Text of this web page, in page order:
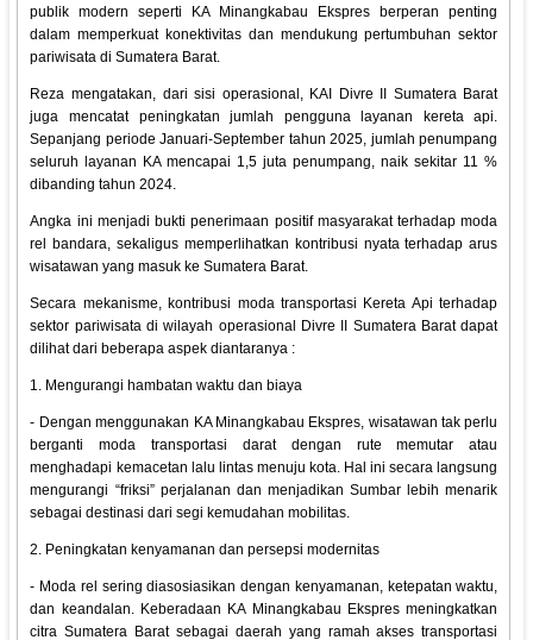
publik modern seperti KA Minangkabau Ekspres berperan penting
dalam memperkuat konektivitas dan mendukung pertumbuhan sektor
pariwisata di Sumatera Barat.
Reza mengatakan, dari sisi operasional, KAI Divre II Sumatera Barat
juga mencatat peningkatan jumlah pengguna layanan kereta api.
Sepanjang periode Januari-September tahun 2025, jumlah penumpang
seluruh layanan KA mencapai 1,5 juta penumpang, naik sekitar 11 %
dibanding tahun 2024.
Angka ini menjadi bukti penerimaan positif masyarakat terhadap moda
rel bandara, sekaligus memperlihatkan kontribusi nyata terhadap arus
wisatawan yang masuk ke Sumatera Barat.
Secara mekanisme, kontribusi moda transportasi Kereta Api terhadap
sektor pariwisata di wilayah operasional Divre II Sumatera Barat dapat
dilihat dari beberapa aspek diantaranya :
1. Mengurangi hambatan waktu dan biaya
- Dengan menggunakan KA Minangkabau Ekspres, wisatawan tak perlu
berganti moda transportasi darat dengan rute memutar atau
menghadapi kemacetan lalu lintas menuju kota. Hal ini secara langsung
mengurangi “friksi” perjalanan dan menjadikan Sumbar lebih menarik
sebagai destinasi dari segi kemudahan mobilitas.
2. Peningkatan kenyamanan dan persepsi modernitas
- Moda rel sering diasosiasikan dengan kenyamanan, ketepatan waktu,
dan keandalan. Keberadaan KA Minangkabau Ekspres meningkatkan
citra Sumatera Barat sebagai daerah yang ramah akses transportasi